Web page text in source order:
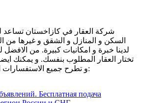
شركة العقار في كازاخستان تساعد
السكن و المنازل و الشقق و غيرها من
لدينا خبرة و امكانيات كبيرة. من
تختار العقار المطلوب بنفسك. و يمكنك
و تطرح جميع الاستفسارات او الطلبات على واتساب: